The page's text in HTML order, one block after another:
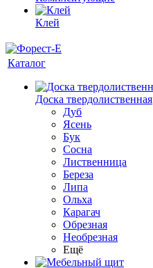
Клей
Каталог
Доска твердолиственная
Дуб
Ясень
Бук
Сосна
Лиственница
Береза
Липа
Ольха
Карагач
Обрезная
Необрезная
Ещё